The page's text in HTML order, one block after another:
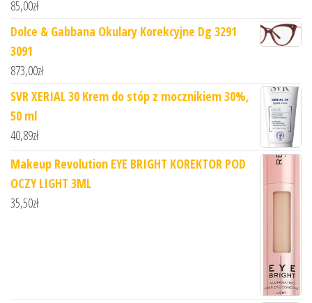
85,00zł
Dolce & Gabbana Okulary Korekcyjne Dg 3291
3091
873,00zł
SVR XERIAL 30 Krem do stóp z mocznikiem 30%,
50 ml
40,89zł
Makeup Revolution EYE BRIGHT KOREKTOR POD
OCZY LIGHT 3ML
35,50zł